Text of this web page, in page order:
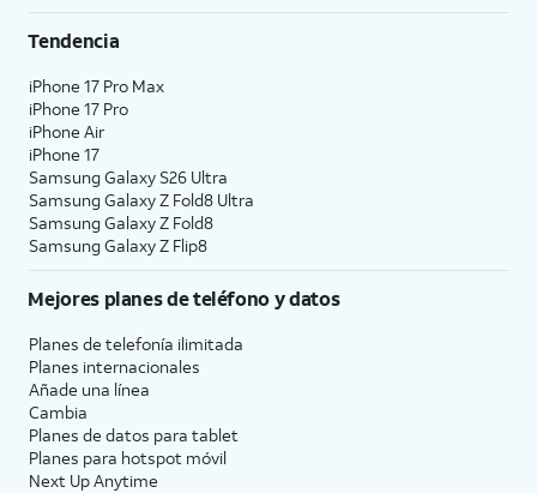
Tendencia
iPhone 17 Pro Max
iPhone 17 Pro
iPhone Air
iPhone 17
Samsung Galaxy S26 Ultra
Samsung Galaxy Z Fold8 Ultra
Samsung Galaxy Z Fold8
Samsung Galaxy Z Flip8
Mejores planes de teléfono y datos
Planes de telefonía ilimitada
Planes internacionales
Añade una línea
Cambia
Planes de datos para tablet
Planes para hotspot móvil
Next Up Anytime